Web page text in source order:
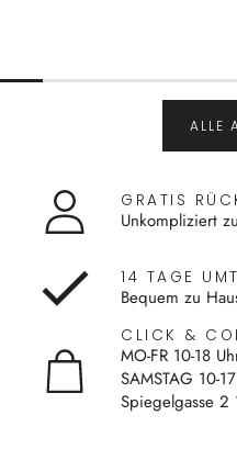
ALLE
GRATIS
Unkompliziert
14 TAGE
Bequem zu
CLICK &
MO-FR 10-18
SAMSTAG 10-
Spiegelgasse 2